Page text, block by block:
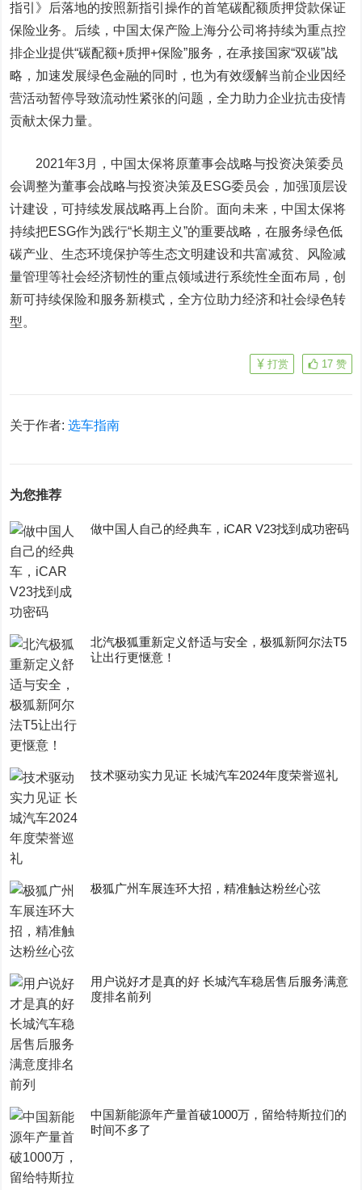
指引》后落地的按照新指引操作的首笔碳配额质押贷款保证
保险业务。后续，中国太保产险上海分公司将持续为重点控
排企业提供“碳配额+质押+保险”服务，在承接国家“双碳”战
略，加速发展绿色金融的同时，也为有效缓解当前企业因经
营活动暂停导致流动性紧张的问题，全力助力企业抗击疫情
贡献太保力量。
2021年3月，中国太保将原董事会战略与投资决策委员
会调整为董事会战略与投资决策及ESG委员会，加强顶层设
计建设，可持续发展战略再上台阶。面向未来，中国太保将
持续把ESG作为践行“长期主义”的重要战略，在服务绿色低
碳产业、生态环境保护等生态文明建设和共富减贫、风险减
量管理等社会经济韧性的重点领域进行系统性全面布局，创
新可持续保险和服务新模式，全方位助力经济和社会绿色转
型。
17 赞
打赏
关于作者:选车指南
为您推荐
做中国人自己的经典车，iCAR V23找到成功密码
​北汽极狐重新定义舒适与安全，极狐新阿尔法T5
让出行更惬意！
技术驱动实力见证 长城汽车2024年度荣誉巡礼
极狐广州车展连环大招，精准触达粉丝心弦
用户说好才是真的好 长城汽车稳居售后服务满意
度排名前列
中国新能源年产量首破1000万，留给特斯拉们的
时间不多了